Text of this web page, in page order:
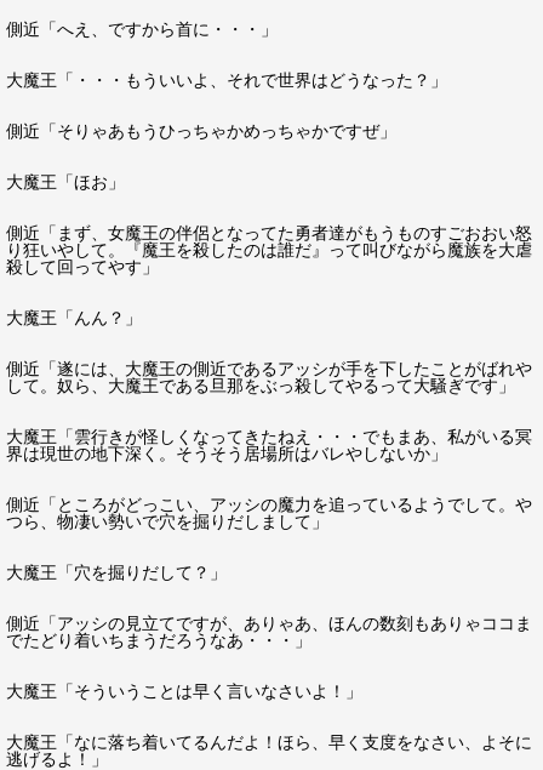
側近「へえ、ですから首に・・・」
大魔王「・・・もういいよ、それで世界はどうなった？」
側近「そりゃあもうひっちゃかめっちゃかですぜ」
大魔王「ほお」
側近「まず、女魔王の伴侶となってた勇者達がもうものすごおおい怒
り狂いやして。『魔王を殺したのは誰だ』って叫びながら魔族を大虐
殺して回ってやす」
大魔王「んん？」
側近「遂には、大魔王の側近であるアッシが手を下したことがばれや
して。奴ら、大魔王である旦那をぶっ殺してやるって大騒ぎです」
大魔王「雲行きが怪しくなってきたねえ・・・でもまあ、私がいる冥
界は現世の地下深く。そうそう居場所はバレやしないか」
側近「ところがどっこい、アッシの魔力を追っているようでして。や
つら、物凄い勢いで穴を掘りだしまして」
大魔王「穴を掘りだして？」
側近「アッシの見立てですが、ありゃあ、ほんの数刻もありゃココま
でたどり着いちまうだろうなあ・・・」
大魔王「そういうことは早く言いなさいよ！」
大魔王「なに落ち着いてるんだよ！ほら、早く支度をなさい、よそに
逃げるよ！」